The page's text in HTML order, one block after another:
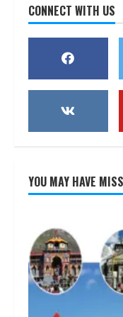
CONNECT WITH US
YOU MAY HAVE